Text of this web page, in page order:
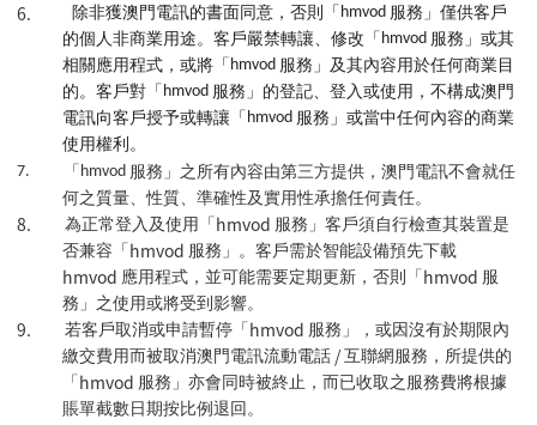
6. 除非獲澳門電訊的書面同意，否則「 hmvod 服務」僅供客戶
的個人非商業用途。客戶嚴禁轉讓、修改「 hmvod 服務」或其
相關應用程式，或將「 hmvod 服務」及其內容用於任何商業目
的。客戶對「 hmvod 服務」的登記、登入或使用，不構成澳門
電訊向客戶授予或轉讓「 hmvod 服務」或當中任何內容的商業
使用權利。
7.
「 hmvod 服務」之所有內容由第三方提供，澳門電訊不會就任
何之質量、性質、準確性及實用性承擔任何責任。
8. 為正常登入及使用「 hmvod 服務」客戶須自行檢查其裝置是
否兼容「 hmvod 服務」。客戶需於智能設備預先下載
hmvod 應用程式，並可能需要定期更新，否則「 hmvod 服
務」之使用或將受到影響。
9. 若客戶取消或申請暫停「 hmvod 服務」，或因沒有於期限內
繳交費用而被取消澳門電訊流動電話/互聯網服務，所提供的
「 hmvod 服務」亦會同時被終止，而已收取之服務費將根據
賬單截數日期按比例退回。